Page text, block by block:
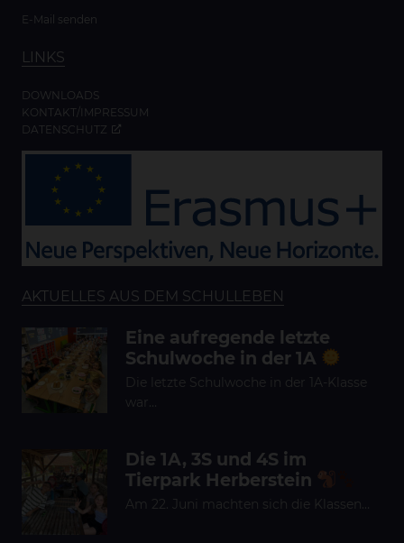
E-Mail senden
LINKS
DOWNLOADS
KONTAKT/IMPRESSUM
DATENSCHUTZ
AKTUELLES AUS DEM SCHULLEBEN
Eine aufregende letzte
Schulwoche in der 1A
Die letzte Schulwoche in der 1A-Klasse
war…
Die 1A, 3S und 4S im
Tierpark Herberstein
Am 22. Juni machten sich die Klassen…